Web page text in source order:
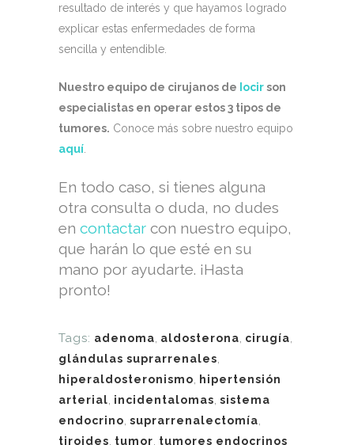
resultado de interés y que hayamos logrado
explicar estas enfermedades de forma
sencilla y entendible.
Nuestro equipo de cirujanos de Iocirson
especialistas en operar estos 3 tipos de
tumores. Conoce más sobre nuestro equipo
aquí
En todo caso, si tienes alguna
otra consulta o duda, no dudes
en contactar con nuestro equipo,
que harán lo que esté en su
mano por ayudarte. ¡Hasta
pronto!
Tags: adenoma aldosterona cirugía
glándulas suprarrenales
hiperaldosteronismo
hipertensión
arterial incidentalomas sistema
endocrino suprarrenalectomía
tiroides tumor tumores endocrinos